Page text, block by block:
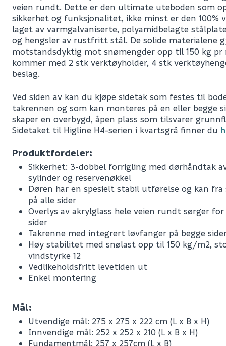
veien rundt. Dette er den ultimate uteboden som
sikkerhet og funksjonalitet, ikke minst er den 100%
laget av varmgalvaniserte, polyamidbelagte
og hengsler av rustfritt stål. De solide materialene
motstandsdyktig mot snømengder opp til 150 kg pr
kommer med 2 stk verktøyholder, 4 stk
beslag.
Ved siden av kan du kjøpe sidetak som festes til
takrennen og som kan monteres på en eller begge
skaper en overbygd, åpen plass som tilsvarer
Sidetaket til Higline H4-serien i kvartsgrå finner du
Produktfordeler:
Sikkerhet: 3-dobbel forrigling med dørhåndtak
sylinder og reservenøkkel
Døren har en spesielt stabil utførelse og kan
på alle sider
Overlys av akrylglass hele veien rundt sørger
sider
Takrenne med integrert løvfanger på begge
Høy stabilitet med snølast opp til 150 kg/m2,
vindstyrke 12
Vedlikeholdsfritt levetiden ut
Enkel montering
Mål:
Utvendige mål: 275 x 275 x 222 cm (L x B x H)
Innvendige mål: 252 x 252 x 210 (L x B x H)
Fundamentmål: 257 x 257cm (L x B)
Leverandørens varenummer
Nobb No